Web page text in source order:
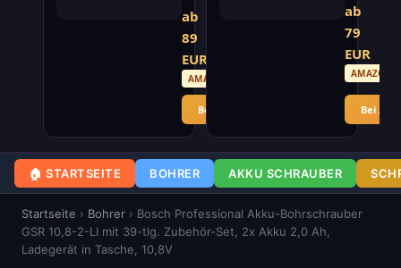
mit
beleuchteten
Tasten.
ab
89
EUR
AMAZON
Bei Amazon ansehen
Maus
für
ab
79
EUR
AMAZON
Bei
🏠 STARTSEITE BOHRER AKKU SCHRAUBER
Startseite › Bohrer › Bosch Professional Akku-Bohrschrauber
GSR 10,8-2-LI mit 39-tlg. Zubehör-Set, 2x Akku 2,0 Ah,
Ladegerät in Tasche, 10,8V